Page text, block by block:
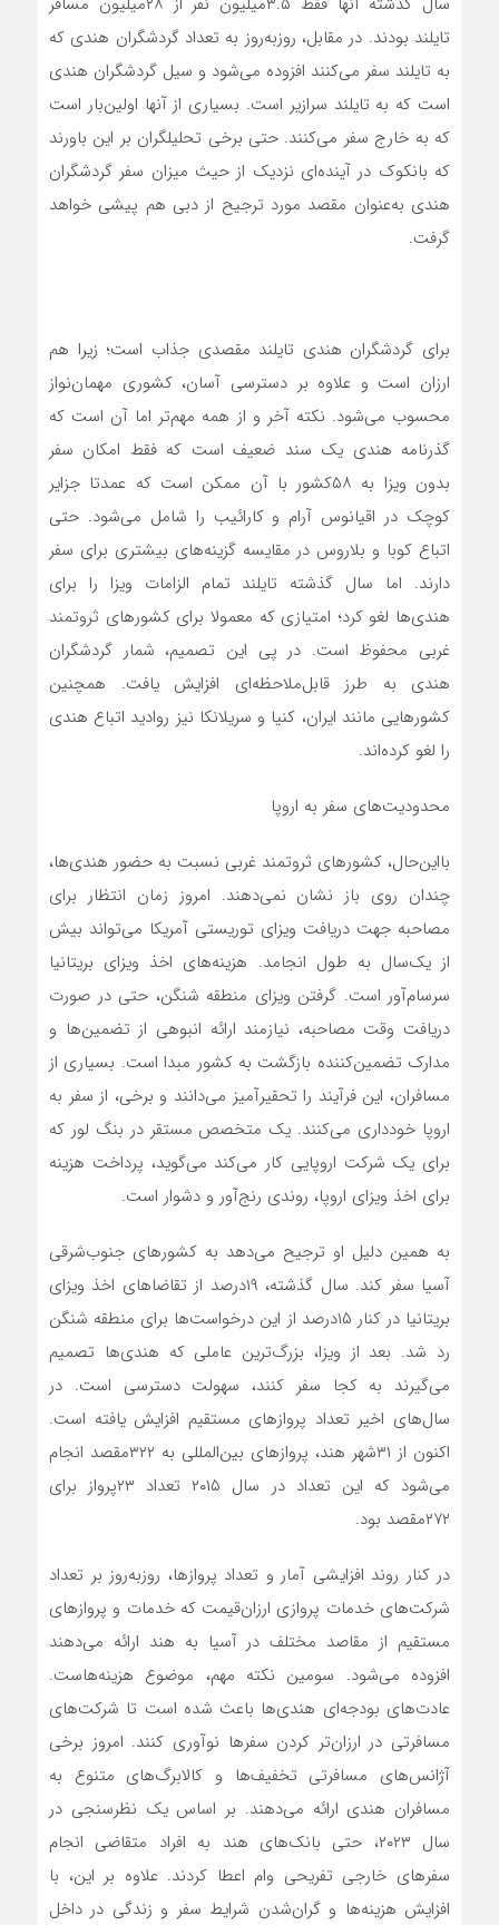
تایلند بودند. در مقابل، روزبه‌‌‌روز به تعداد گردشگران هندی که
به تایلند سفر می‌کنند افزوده می‌شود و سیل گردشگران هندی
است که به تایلند سرازیر است. بسیاری از آنها اولین‌‌‌بار است
که به خارج سفر می‌کنند. حتی برخی تحلیلگران بر این باورند
که بانکوک در آینده‌‌‌ای نزدیک از حیث میزان سفر گردشگران
هندی به‌‌‌عنوان مقصد مورد ترجیح از دبی هم پیشی خواهد
گرفت.
برای گردشگران هندی تایلند مقصدی جذاب است؛ زیرا هم
ارزان است و علاوه بر دسترسی آسان، کشوری مهمان‌‌‌نواز
محسوب می‌شود. نکته آخر و از همه مهم‌تر اما آن است که
گذرنامه هندی یک سند ضعیف است که فقط امکان سفر
بدون ویزا به ۵۸کشور با آن ممکن است که عمدتا جزایر
کوچک در اقیانوس آرام و کارائیب را شامل می‌شود. حتی
اتباع کوبا و بلاروس در مقایسه گزینه‌‌‌های بیشتری برای سفر
دارند. اما سال گذشته تایلند تمام الزامات ویزا را برای
هندی‌‌‌ها لغو کرد؛ امتیازی که معمولا برای کشورهای ثروتمند
غربی محفوظ است. در پی این تصمیم، شمار گردشگران
هندی به طرز قابل‌‌‌ملاحظه‌‌‌ای افزایش یافت. همچنین
کشورهایی مانند ایران، کنیا و سریلانکا نیز روادید اتباع هندی
را لغو کرده‌‌‌اند.
محدودیت‌های سفر به اروپا
بااین‌‌‌حال، کشورهای ثروتمند غربی نسبت به حضور هندی‌‌‌ها،
چندان روی باز نشان نمی‌‌‌دهند. امروز زمان انتظار برای
مصاحبه جهت دریافت ویزای توریستی آمریکا می‌‌‌تواند بیش
از یک‌سال به طول انجامد. هزینه‌‌‌های اخذ ویزای بریتانیا
سرسام‌‌‌آور است. گرفتن ویزای منطقه شنگن، حتی در صورت
دریافت وقت مصاحبه، نیازمند ارائه انبوهی از تضمین‌‌‌ها و
مدارک تضمین‌‌‌کننده بازگشت به کشور مبدا است. بسیاری از
مسافران، این فرآیند را تحقیرآمیز می‌‌‌دانند و برخی، از سفر به
اروپا خودداری می‌کنند. یک متخصص مستقر در بنگ لور که
برای یک شرکت اروپایی کار می‌کند می‌‌‌گوید، پرداخت هزینه
برای اخذ ویزای اروپا، روندی رنج‌‌‌آور و دشوار است.
به همین دلیل او ترجیح می‌دهد به کشورهای جنوب‌شرقی
آسیا سفر کند. سال گذشته، ۱۹‌درصد از تقاضاهای اخذ ویزای
بریتانیا در کنار ۱۵‌درصد از این درخواست‌‌‌ها برای منطقه شنگن
رد شد. بعد از ویزا، بزرگ‌ترین عاملی که هندی‌‌‌ها تصمیم
می‌‌‌گیرند به کجا سفر کنند، سهولت دسترسی است. در
سال‌های اخیر تعداد پروازهای مستقیم افزایش ‌‌‌یافته‌‌‌ است.
اکنون از ۳۱شهر هند، پروازهای بین‌المللی به ۳۲۲مقصد انجام
می‌شود که این تعداد در سال ۲۰۱۵ تعداد ۲۳پرواز برای
۲۷۲مقصد بود.
در کنار روند افزایشی آمار و تعداد پروازها، روزبه‌‌‌روز بر تعداد
شرکت‌های خدمات پروازی ارزان‌‌‌قیمت که خدمات و پروازهای
مستقیم از مقاصد مختلف در آسیا به هند ارائه می‌دهند
افزوده می‌شود. سومین نکته مهم، موضوع هزینه‌‌‌هاست.
عادت‌‌‌های بودجه‌‌‌ای هندی‌‌‌ها باعث شده است تا شرکت‌های
مسافرتی در ارزان‌‌‌تر کردن سفرها نوآوری کنند. امروز برخی
آژانس‌‌‌های مسافرتی تخفیف‌‌‌ها و کالابرگ‌‌‌های متنوع به
مسافران هندی ارائه می‌دهند. بر اساس یک نظرسنجی در
سال ۲۰۲۳، حتی بانک‌های هند به افراد متقاضی انجام
سفرهای خارجی تفریحی وام اعطا کردند. علاوه بر این، با
افزایش هزینه‌‌‌ها و گران‌‌‌شدن شرایط سفر و زندگی در داخل